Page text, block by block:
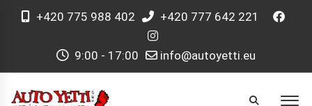
+420 775 988 402 +420 777 642 221
9:00 - 17:00 info@autoyetti.eu